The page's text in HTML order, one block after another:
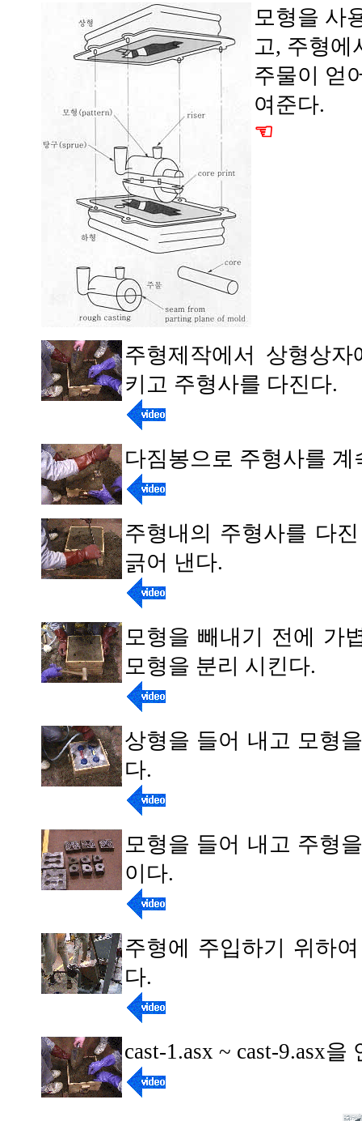
모형을 사
고, 주형에
주물이 얻
여준다.
☜
주형제작에서 상형상
키고 주형사를 다진다.
다짐봉으로 주형사를 계
주형내의 주형사를 다
긁어 낸다.
모형을 빼내기 전에 가
모형을 분리 시킨다.
상형을 들어 내고 모형
다.
모형을 들어 내고 주형
이다.
주형에 주입하기 위하
다.
cast-1.asx ~ cast-9.asx